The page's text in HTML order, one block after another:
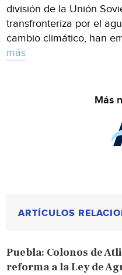
división de la Unión
transfronteriza por el
cambio climático, han
más
Más
ARTÍCULOS
Puebla: Colonos de
reforma a la Ley de